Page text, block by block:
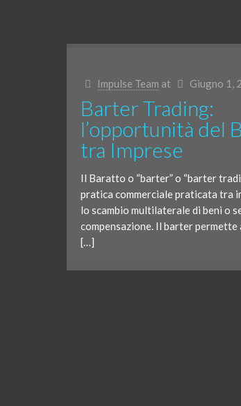
Impulse Team at Giugno 1,
Barter Trading:
l’opportunità del
tra Imprese
Il Baratto o “barter” o “barter
pratica commerciale praticata tra
lo scambio multilaterale di beni o
compensazione. Il barter permette
[…]